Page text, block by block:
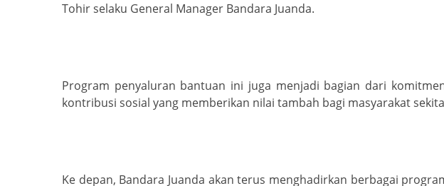
Tohir selaku General Manager Bandara Juanda.
Program penyaluran bantuan ini juga menjadi bagian dari
kontribusi sosial yang memberikan nilai tambah bagi masyarakat
Ke depan, Bandara Juanda akan terus menghadirkan berbagai